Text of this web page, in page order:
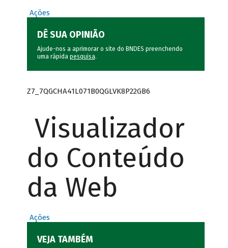
Ações
DÊ SUA OPINIÃO
Ajude-nos a aprimorar o site do BNDES preenchendo
uma rápida pesquisa.
Z7_7QGCHA41L071B0QGLVK8P22GB6
Visualizador
do Conteúdo
da Web
Ações
VEJA TAMBÉM